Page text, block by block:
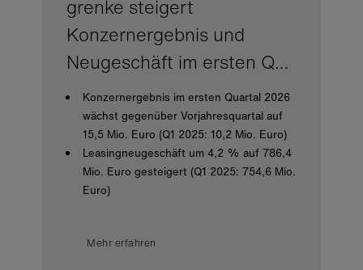
grenke steigert
Konzernergebnis und
Neugeschäft im ersten Q…
Konzernergebnis im ersten Quartal 2026
wächst gegenüber Vorjahresquartal auf
15,5 Mio. Euro (Q1 2025: 10,2 Mio. Euro)
Leasingneugeschäft um 4,2 % auf 786,4
Mio. Euro gesteigert (Q1 2025: 754,6 Mio.
Euro)
Mehr erfahren